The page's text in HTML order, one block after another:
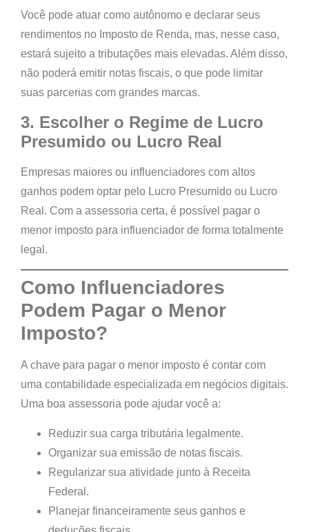
Você pode atuar como autônomo e declarar seus
rendimentos no Imposto de Renda, mas, nesse caso,
estará sujeito a tributações mais elevadas. Além disso,
não poderá emitir notas fiscais, o que pode limitar
suas parcerias com grandes marcas.
3. Escolher o Regime de Lucro
Presumido ou Lucro Real
Empresas maiores ou influenciadores com altos
ganhos podem optar pelo Lucro Presumido ou Lucro
Real . Com a assessoria certa, é possível pagar o
menor imposto para influenciador de forma totalmente
legal.
Como Influenciadores
Podem Pagar o Menor
Imposto?
A chave para pagar o menor imposto é contar com
uma contabilidade especializada em negócios digitais.
Uma boa assessoria pode ajudar você a:
Reduzir sua carga tributária legalmente.
Organizar sua emissão de notas fiscais.
Regularizar sua atividade junto à Receita
Federal.
Planejar financeiramente seus ganhos e